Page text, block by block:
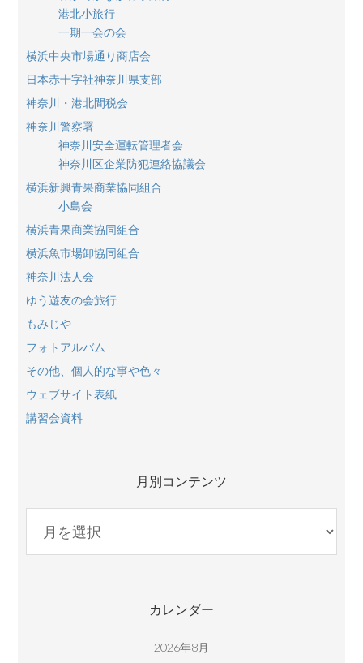
港北小旅行
一期一会の会
横浜中央市場通り商店会
日本赤十字社神奈川県支部
神奈川・港北間税会
神奈川警察署
神奈川安全運転管理者会
神奈川区企業防犯連絡協議会
横浜新興青果商業協同組合
小島会
横浜青果商業協同組合
横浜魚市場卸協同組合
神奈川法人会
ゆう遊友の会旅行
もみじや
フォトアルバム
その他、個人的な事や色々
ウェブサイト表紙
講習会資料
月別コンテンツ
コ
カレンダー
2026年8月